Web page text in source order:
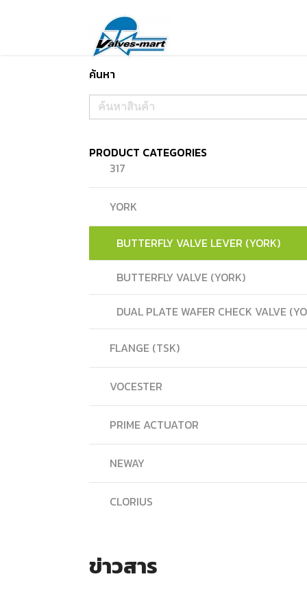
ค้นหา
Search
for:
PRODUCT CATEGORIES
317
YORK
BUTTERFLY VALVE LEVER (YORK)
BUTTERFLY VALVE (YORK)
DUAL PLATE WAFER CHECK VALVE
FLANGE (TSK)
VOCESTER
PRIME ACTUATOR
NEWAY
CLORIUS
ข่าวสาร